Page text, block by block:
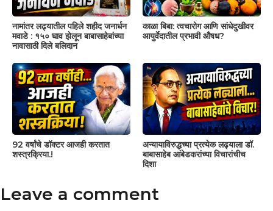
नामांतर लढ्यातील पहिले शहीद जनार्धन
मवाडे : १५० घाव झेलून बाबासाहेबांच्या
नावासाठी दिले बलिदान
काळा बिबा: त्वचारोग आणि सांधेदुखीवर
आयुर्वेदातील प्रभावी औषध?
92 वर्षांचे डॉक्टर आजही करतात
शस्त्रक्रिया.!
अन्यायाविरुद्धच्या प्रत्येक लढ्याला डॉ.
बाबासाहेब आंबेडकरांच्या विचारांचीच
दिशा
Leave a comment